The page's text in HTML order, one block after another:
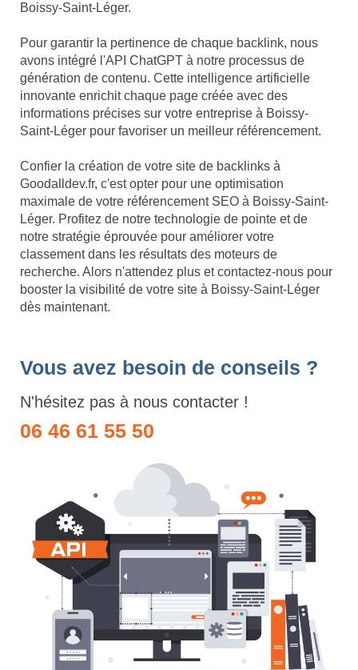
Boissy-Saint-Léger.
Pour garantir la pertinence de chaque backlink, nous
avons intégré l'API ChatGPT à notre processus de
génération de contenu. Cette intelligence artificielle
innovante enrichit chaque page créée avec des
informations précises sur votre entreprise à Boissy-
Saint-Léger pour favoriser un meilleur référencement.
Confier la création de votre site de backlinks à
Goodalldev.fr, c'est opter pour une optimisation
maximale de votre référencement SEO à Boissy-Saint-
Léger. Profitez de notre technologie de pointe et de
notre stratégie éprouvée pour améliorer votre
classement dans les résultats des moteurs de
recherche. Alors n'attendez plus et contactez-nous pour
booster la visibilité de votre site à Boissy-Saint-Léger
dès maintenant.
Vous avez besoin de conseils ?
N'hésitez pas à nous contacter !
06 46 61 55 50